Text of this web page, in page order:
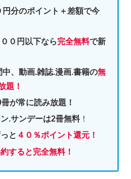
分のポイント＋差額で今
０円以下なら完全無料で新
中、動画.雑誌.漫画.書籍の無
題！
が常に読み放題！
.サンデーは2冊無料！
と ４０％ポイント還元！
すると完全無料！